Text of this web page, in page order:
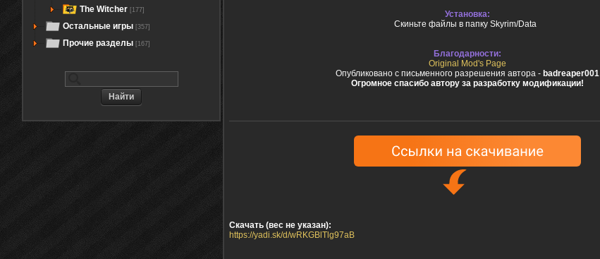
The Witcher [177]
Остальные игры [357]
Прочие разделы [167]
Установка:
Скиньте файлы в папку Skyrim/Data
Благодарности:
Original Mod's Page
Опубликовано с письменного разрешения автора - badreaper001
Огромное спасибо автору за разработку модификации!
Скачать (вес не указан):
https://yadi.sk/d/wRKGBlTlg97aB